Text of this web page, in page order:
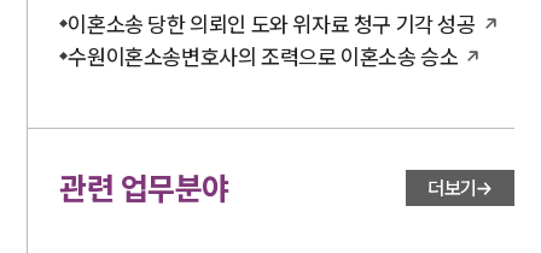
세미나
이혼소송 당한 의뢰인 도와 위자료 청구 기각 성공
수원이혼소송변호사의 조력으로 이혼소송 승소
관련 업무분야 더보기